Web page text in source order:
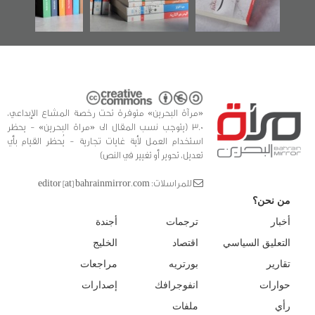
للدراسات والتوثيق
«مرآة البحرين» متوفرة تحت رخصة المشاع الإبداعي،
3.0 (يتوجب نسب المقال الى «مراة البحرين» - يحظر
استخدام العمل لأية غايات تجارية - يُحظر القيام بأي
تعديل، تحوير أو تغيير في النص)
للمراسلات: editor [at] bahrainmirror.com
من نحن؟
أخبار
التعليق السياسي
تقارير
حوارات
رأي
ترجمات
اقتصاد
بورتريه
انفوجرافك
ملفات
أجندة
الخليج
مراجعات
إصدارات